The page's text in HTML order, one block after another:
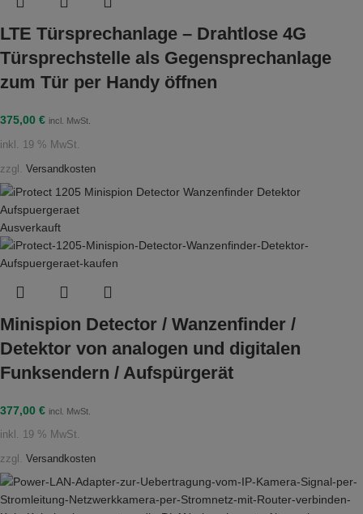
LTE Türsprechanlage – Drahtlose 4G
Türsprechstelle als Gegensprechanlage
zum Tür per Handy öffnen
375,00 € incl. MwSt.
inkl. 19 % MwSt.
zzgl. Versandkosten
Ausverkauft
Minispion Detector / Wanzenfinder /
Detektor von analogen und digitalen
Funksendern / Aufspürgerät
377,00 € incl. MwSt.
inkl. 19 % MwSt.
zzgl. Versandkosten